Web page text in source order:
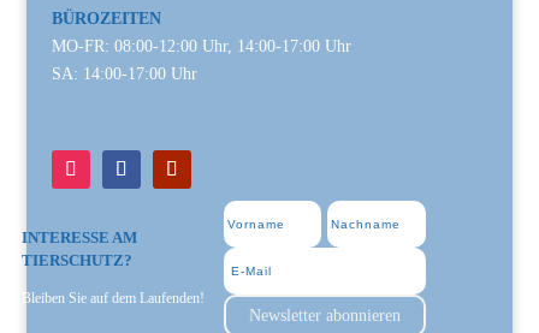
BÜROZEITEN
MO-FR: 08:00-12:00 Uhr, 14:00-17:00 Uhr
SA: 14:00-17:00 Uhr
INTERESSE AM
TIERSCHUTZ?
Bleiben Sie auf dem Laufenden!
Newsletter abonnieren